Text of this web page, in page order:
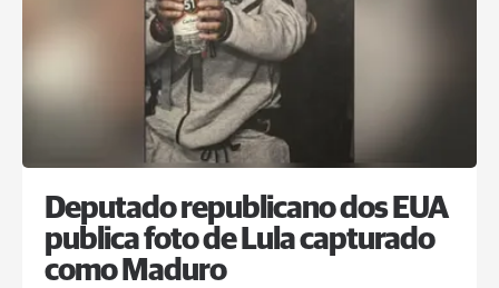
Deputado republicano dos EUA
publica foto de Lula capturado
como Maduro